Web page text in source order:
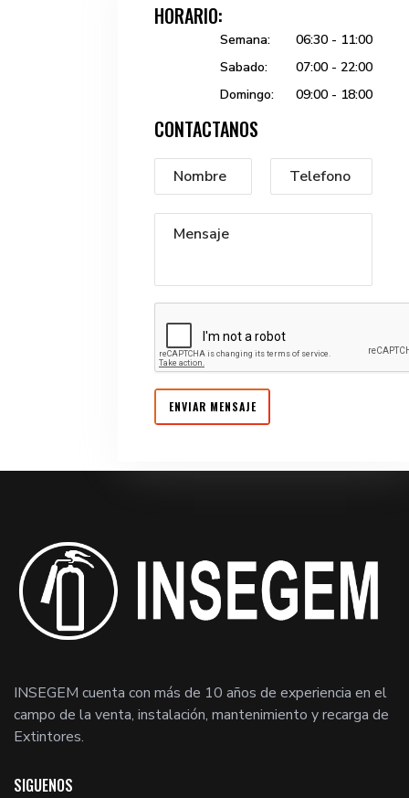
HORARIO:
Semana:
06:30 - 11:00
Sabado:
07:00 - 22:00
Domingo:
09:00 - 18:00
CONTACTANOS
ENVIAR MENSAJE
INSEGEM cuenta con más de 10 años de experiencia en el
campo de la venta, instalación, mantenimiento y recarga de
Extintores.
SIGUENOS